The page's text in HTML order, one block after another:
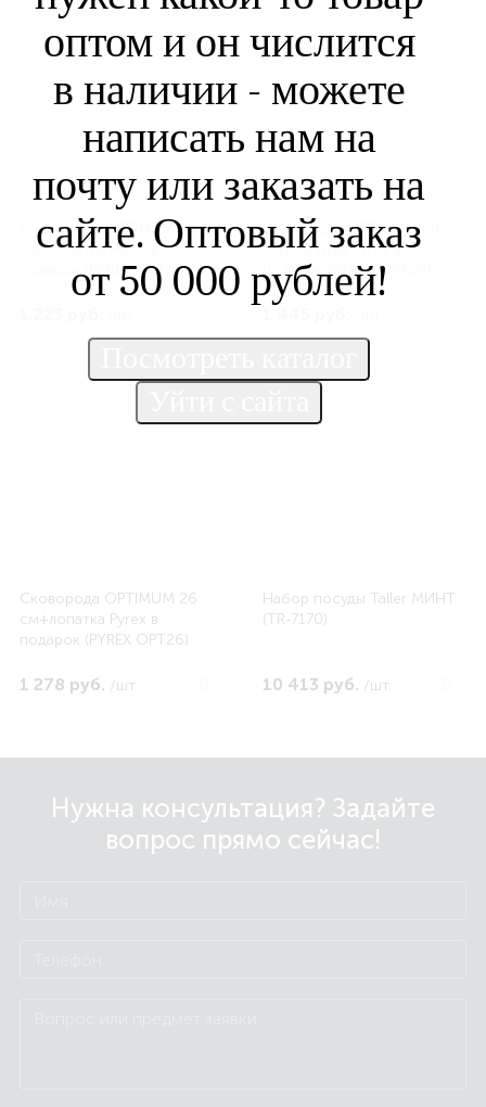
Сковорода OPTIMUM 24
см+лопатка Pyrex в
подарок (PYREX OPT24)
Сковорода OPTIMUM 28
см+лопатка Pyrex в
подарок (PYREX OPT28)
Сковорода OPTIMUM 26
см+лопатка Pyrex в
подарок (PYREX OPT26)
1 278 руб. /шт
Набор посуды Taller МИНТ
(TR-7170)
10 413 руб. /шт
Нужна консультация? Задайте
вопрос прямо сейчас!
оптом и он числится
в наличии - можете
написать нам на
почту или заказать на
сайте. Оптовый заказ
от 50 000 рублей!